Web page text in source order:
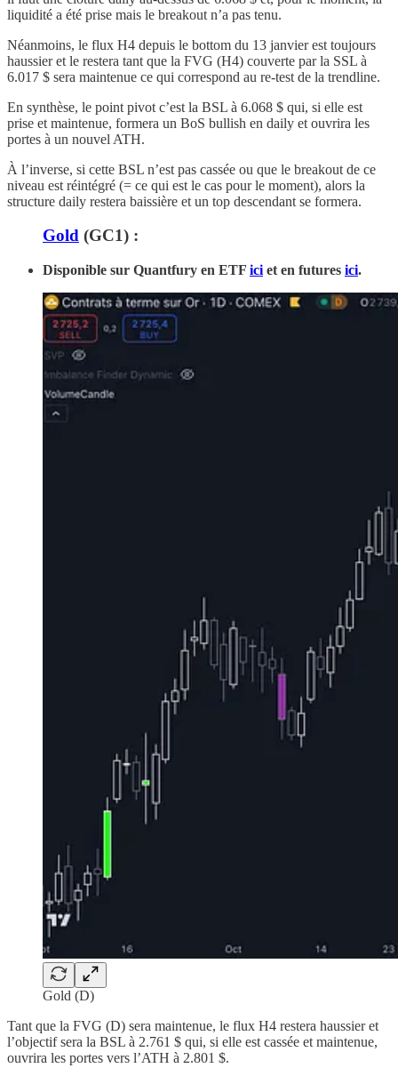
liquidité a été prise mais le breakout n’a pas tenu.
Néanmoins, le flux H4 depuis le bottom du 13 janvier est toujours
haussier et le restera tant que la FVG (H4) couverte par la SSL à
6.017 $ sera maintenue ce qui correspond au re-test de la trendline.
En synthèse, le point pivot c’est la BSL à 6.068 $ qui, si elle est
prise et maintenue, formera un BoS bullish en daily et ouvrira les
portes à un nouvel ATH.
À l’inverse, si cette BSL n’est pas cassée ou que le breakout de ce
niveau est réintégré (= ce qui est le cas pour le moment), alors la
structure daily restera baissière et un top descendant se formera.
Gold (GC1) :
Disponible sur Quantfury en ETF ici et en futures ici.
Gold (D)
Tant que la FVG (D) sera maintenue, le flux H4 restera haussier et
l’objectif sera la BSL à 2.761 $ qui, si elle est cassée et maintenue,
ouvrira les portes vers l’ATH à 2.801 $.